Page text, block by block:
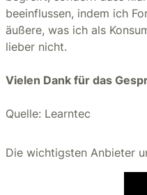
beeinflussen, indem ich
äußere, was ich als
lieber nicht.
Vielen Dank für das
Quelle: Learntec
Die wichtigsten Anbieter